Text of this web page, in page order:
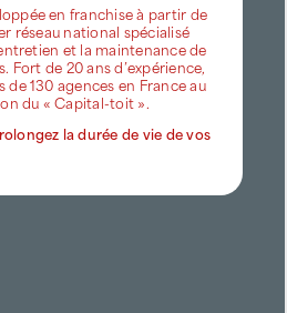
en franchise à partir de
réseau national spécialisé
et la maintenance de
Fort de 20 ans d’expérience,
de 130 agences en France au
du « Capital-toit ».
la durée de vie de vos